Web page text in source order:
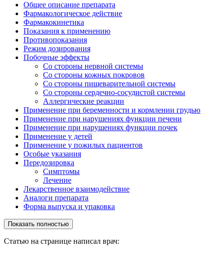
Общее описание препарата
Фармакологическое действие
Фармакокинетика
Показания к применению
Противопоказания
Режим дозирования
Побочные эффекты
Со стороны нервной системы
Со стороны кожных покровов
Со стороны пищеварительной системы
Со стороны сердечно-сосудистой системы
Аллергические реакции
Применение при беременности и кормлении грудью
Применение при нарушениях функции печени
Применение при нарушениях функции почек
Применение у детей
Применение у пожилых пациентов
Особые указания
Передозировка
Симптомы
Лечение
Лекарственное взаимодействие
Аналоги препарата
Форма выпуска и упаковка
Показать полностью
Статью на странице написал врач: